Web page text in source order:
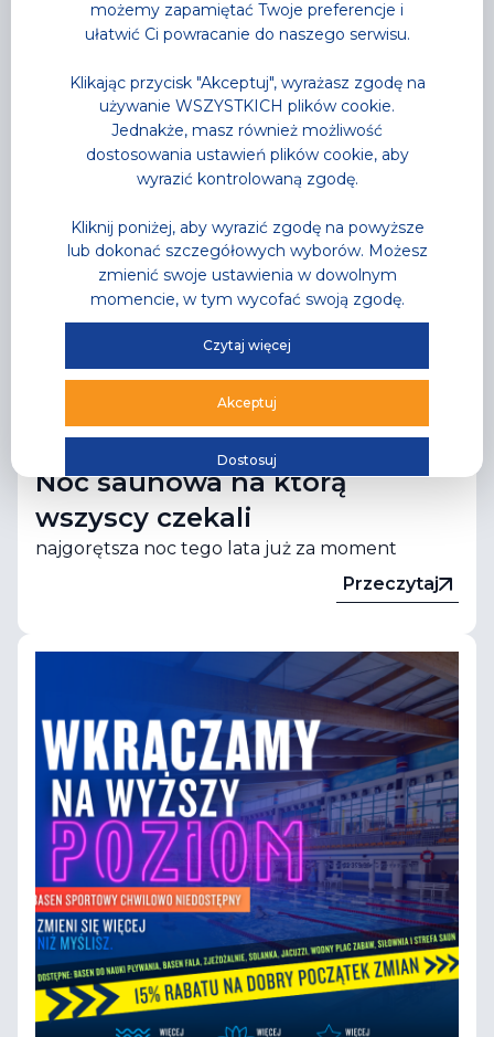
Aktualności,Park Wodny
Noc saunowa na którą
wszyscy czekali
najgorętsza noc tego lata już za moment
Przeczytaj
możemy zapamiętać Twoje preferencje i
ułatwić Ci powracanie do naszego serwisu.
Klikając przycisk "Akceptuj", wyrażasz zgodę na
używanie WSZYSTKICH plików cookie.
Jednakże, masz również możliwość
dostosowania ustawień plików cookie, aby
wyrazić kontrolowaną zgodę.
Kliknij poniżej, aby wyrazić zgodę na powyższe
lub dokonać szczegółowych wyborów. Możesz
zmienić swoje ustawienia w dowolnym
momencie, w tym wycofać swoją zgodę.
Czytaj więcej
Akceptuj
Dostosuj